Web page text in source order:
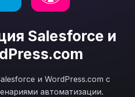
Salesforce и
и WordPress.com с
автоматизации.